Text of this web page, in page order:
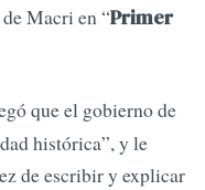
Macri en “Primer
que el gobierno de
histórica”, y le
de escribir y explicar